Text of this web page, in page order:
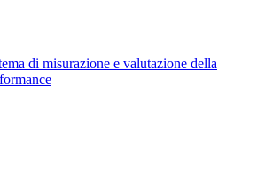
di misurazione e valutazione della